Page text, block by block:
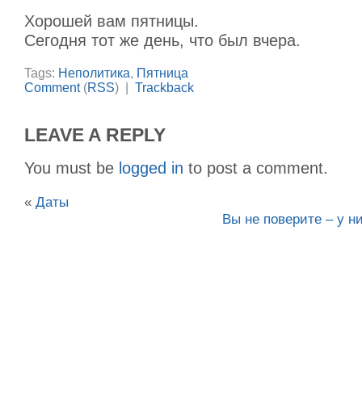
Хорошей вам пятницы.
Сегодня тот же день, что был вчера.
Tags: Неполитика, Пятница
Comment(RSS) | Trackback
LEAVE A REPLY
You must be logged in to post a comment.
« Даты
Вы не поверите – у